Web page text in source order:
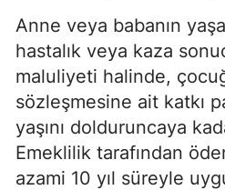
Anne veya babanın
hastalık veya kaza
maluliyeti halinde,
sözleşmesine ait katkı
yaşını dolduruncaya
Emeklilik tarafından
azami 10 yıl süreyle